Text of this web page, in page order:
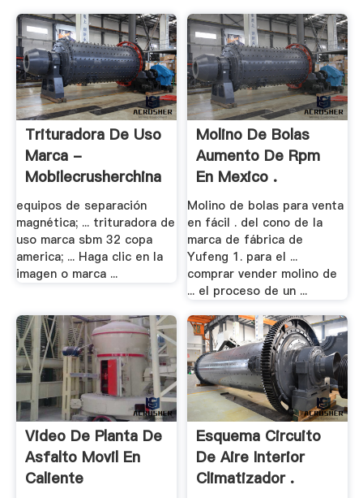
Trituradora De Uso
Marca -
Mobilecrusherchina
equipos de separación
magnética; ... trituradora de
uso marca sbm 32 copa
america; ... Haga clic en la
imagen o marca ...
Molino De Bolas
Aumento De Rpm
En Mexico .
Molino de bolas para venta
en fácil . del cono de la
marca de fábrica de
Yufeng 1. para el ...
comprar vender molino de
... el proceso de un ...
Video De Planta De
Asfalto Movil En
Caliente
Esquema Circuito
De Aire Interior
Climatizador .